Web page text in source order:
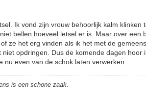
Ik vond zijn vrouw behoorlijk kalm klinken
bellen hoeveel letsel er is. Maar over een
ze het erg vinden als ik het met de
opdringen. Dus de komende dagen hoor
nu even van de schok laten verwerken.
is een schone zaak.